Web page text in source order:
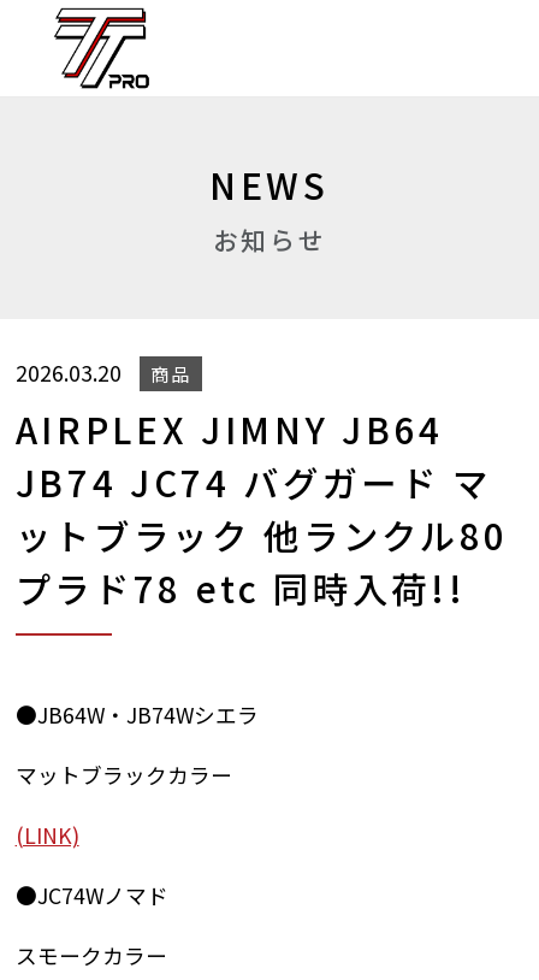
NEWS
お知らせ
2026.03.20 商品
AIRPLEX JIMNY JB64
JB74 JC74 バグガード マ
ットブラック 他ランクル80
プラド78 etc 同時入荷!!
●JB64W・JB74Wシエラ
マットブラックカラー
(LINK)
●JC74Wノマド
スモークカラー